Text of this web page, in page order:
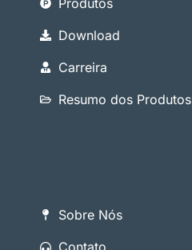
Download
Carreira
Resumo dos Produtos
Sobre Nós
Contato